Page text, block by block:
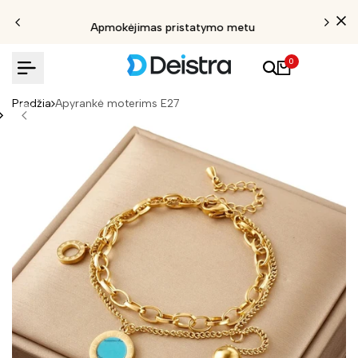
Apmokėjimas pristatymo metu
0
Pradžia Apyrankė moterims E27